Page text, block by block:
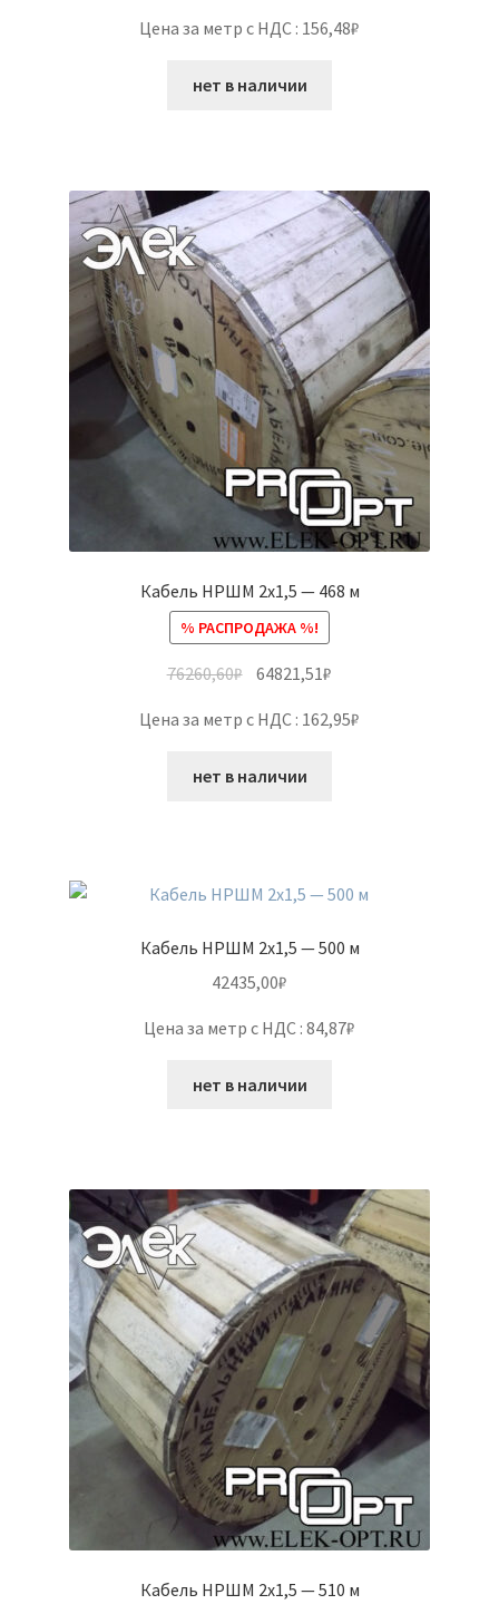
Цена за метр с НДС : 156,48₽
нет в наличии
Кабель НРШМ 2х1,5 — 468 м
% РАСПРОДАЖА %!
76260,60₽ 64821,51₽
Цена за метр с НДС : 162,95₽
нет в наличии
Кабель НРШМ 2х1,5 — 500 м
42435,00₽
Цена за метр с НДС : 84,87₽
нет в наличии
Кабель НРШМ 2х1,5 — 510 м